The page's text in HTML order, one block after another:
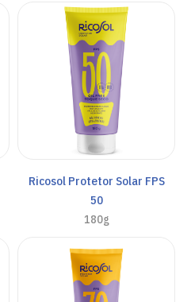
Ricosol Protetor Solar FPS
50
180g